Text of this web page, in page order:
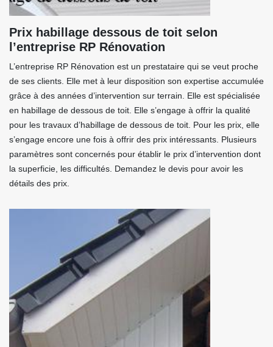
Prix habillage dessous de toit selon
l’entreprise RP Rénovation
L’entreprise RP Rénovation est un prestataire qui se veut proche
de ses clients. Elle met à leur disposition son expertise accumulée
grâce à des années d’intervention sur terrain. Elle est spécialisée
en habillage de dessous de toit. Elle s’engage à offrir la qualité
pour les travaux d’habillage de dessous de toit. Pour les prix, elle
s’engage encore une fois à offrir des prix intéressants. Plusieurs
paramètres sont concernés pour établir le prix d’intervention dont
la superficie, les difficultés. Demandez le devis pour avoir les
détails des prix.